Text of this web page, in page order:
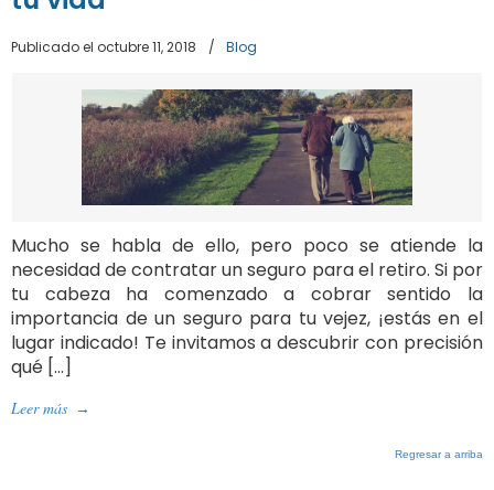
Publicado el octubre 11, 2018 / Blog
Mucho se habla de ello, pero poco se atiende la
necesidad de contratar un seguro para el retiro. Si por
tu cabeza ha comenzado a cobrar sentido la
importancia de un seguro para tu vejez, ¡estás en el
lugar indicado! Te invitamos a descubrir con precisión
qué […]
Leer más →
Regresar a arriba